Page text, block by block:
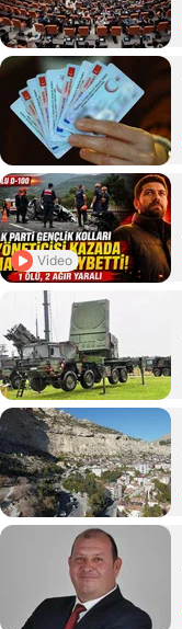
Video